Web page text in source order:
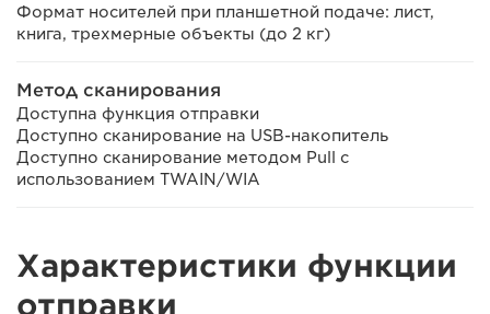
Формат носителей при планшетной подаче: лист,
книга, трехмерные объекты (до 2 кг)
Метод сканирования
Доступна функция отправки
Доступно сканирование на USB-накопитель
Доступно сканирование методом Pull с
использованием TWAIN/WIA
Характеристики функции
отправки